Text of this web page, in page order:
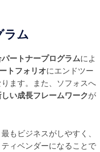
ラム
パートナープログラムによ
トフォリオにエンドツー
ます。また、ソフォスへ
しい成長フレームワークが
もビジネスがしやすく、
ィベンダーになることで